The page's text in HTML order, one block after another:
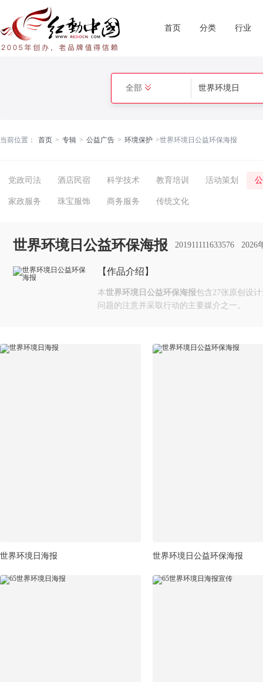
首页 分类 行业
全部
当前位置： 首页 > 专辑 > 公益广告 > 环境保护 >世界环境日公益环保海报
党政司法 酒店民宿 科学技术 教育培训 活动策划
家政服务 珠宝服饰 商务服务 传统文化
世界环境日公益环保海报 201911111633576 2026
【作品介绍】
本世界环境日公益环保海报包含27张原创设
问题的注意并采取行动的主要媒介之一。
世界环境日海报 世界环境日公益环保海报